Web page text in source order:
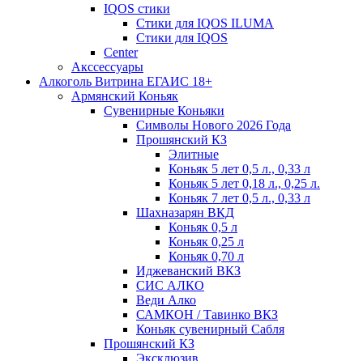
IQOS стики
Стики для IQOS ILUMA
Стики для IQOS
Сenter
Акссессуары
Алкоголь Витрина ЕГАИС 18+
Армянский Коньяк
Сувенирные Коньяки
Символы Нового 2026 Года
Прошянский КЗ
Элитные
Коньяк 5 лет 0,5 л., 0,33 л
Коньяк 5 лет 0,18 л., 0,25 л.
Коньяк 7 лет 0,5 л., 0,33 л
Шахназарян ВКД
Коньяк 0,5 л
Коньяк 0,25 л
Коньяк 0,70 л
Иджеванский ВКЗ
СИС АЛКО
Веди Алко
САМКОН / Тавинко ВКЗ
Коньяк сувенирный Сабля
Прошянский КЗ
Эксклюзив